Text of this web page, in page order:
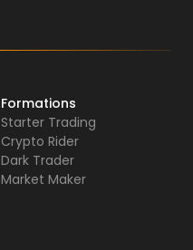
Formations
Starter Trading
Crypto Rider
Dark Trader
Market Maker